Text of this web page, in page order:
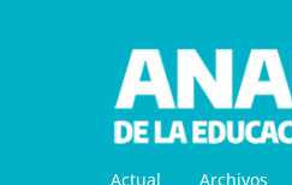
Actual Archivos